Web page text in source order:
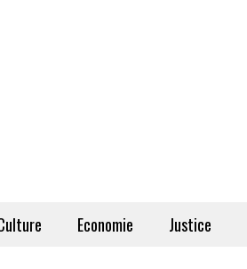
Economie Justice